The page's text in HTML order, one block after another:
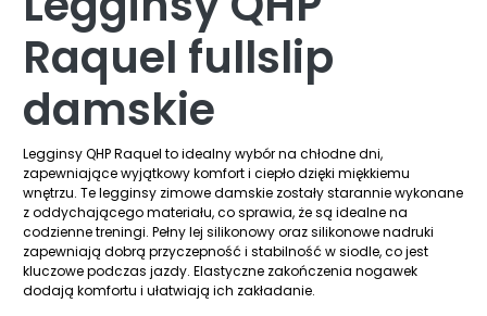
Raquel fullslip
damskie
Legginsy QHP Raquel to idealny wybór na chłodne dni,
zapewniające wyjątkowy komfort i ciepło dzięki miękkiemu
wnętrzu. Te legginsy zimowe damskie zostały starannie wykonane
z oddychającego materiału, co sprawia, że są idealne na
codzienne treningi. Pełny lej silikonowy oraz silikonowe nadruki
zapewniają dobrą przyczepność i stabilność w siodle, co jest
kluczowe podczas jazdy. Elastyczne zakończenia nogawek
dodają komfortu i ułatwiają ich zakładanie.